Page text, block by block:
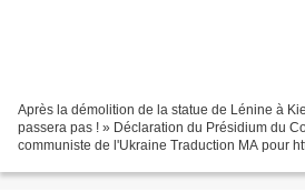
Après la démolition de la statue de Lénine à
passera pas ! » Déclaration du Présidium du
communiste de l'Ukraine Traduction MA pour